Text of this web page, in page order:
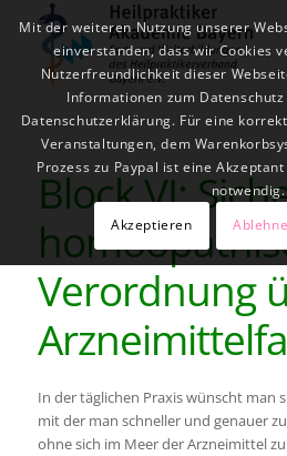
Block VI:
Verordnung
In der täglichen Praxis wünscht man
mit der man schneller und genauer
ohne sich im Meer der Arzneimittel
Mit der weiteren Nutzung unserer
einverstanden, dass wir Cookies
Nutzerfreundlichkeit dieser
Informationen zum
Datenschutzerklärung. Für eine
Veranstaltungen, dem
Prozess zu Paypal ist eine
notwendig.
Akzeptieren